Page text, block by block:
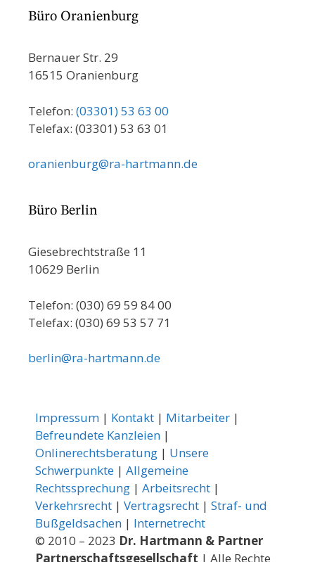
Büro Oranienburg
Bernauer Str. 29
16515 Oranienburg
Telefon: (03301) 53 63 00
Telefax: (03301) 53 63 01
oranienburg@ra-hartmann.de
Büro Berlin
Giesebrechtstraße 11
10629 Berlin
Telefon: (030) 69 59 84 00
Telefax: (030) 69 53 57 71
berlin@ra-hartmann.de
Impressum | Kontakt | Mitarbeiter |
Befreundete Kanzleien |
Onlinerechtsberatung | Unsere
Schwerpunkte | Allgemeine
Rechtssprechung | Arbeitsrecht |
Verkehrsrecht | Vertragsrecht | Straf- und
Bußgeldsachen | Internetrecht
© 2010 – 2023 Dr. Hartmann & Partner
Partnerschaftsgesellschaft | Alle Rechte